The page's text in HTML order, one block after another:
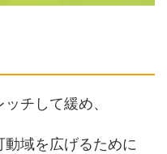
チして緩め、
域を広げるために